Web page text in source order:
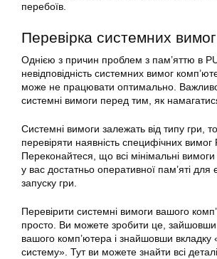
перебоїв.
Перевірка системних вимог
Однією з причин проблем з пам’яттю в
невідповідність системних вимог
може не працювати оптимально.
системні вимоги перед тим, як
Системні вимоги залежать від типу гри,
перевіряти наявність специфічних вимог
Переконайтеся, що всі мінімальні
у вас достатньо оперативної пам’яті для
запуску гри.
Перевірити системні вимоги вашого
просто. Ви можете зробити це,
вашого комп’ютера і знайшовши вкладку
систему». Тут ви можете знайти всі